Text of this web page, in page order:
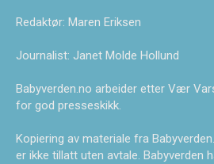
Redaktør: Maren Eriksen
Journalist: Janet Molde Hollund
Babyverden.no arbeider etter Vær
for god presseskikk.
Kopiering av materiale fra
er ikke tillatt uten avtale. Babyverden